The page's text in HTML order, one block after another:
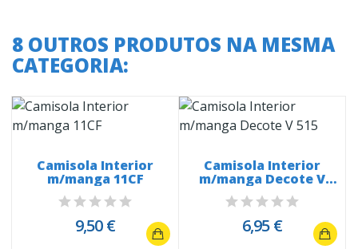
8 OUTROS PRODUTOS NA MESMA
CATEGORIA:
Camisola Interior
m/manga 11CF
9,50 €
Camisola Interior
m/manga Decote V
515
6,95 €